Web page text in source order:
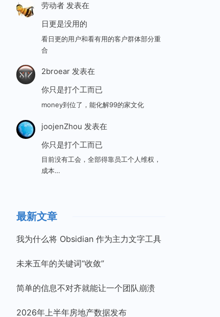
劳动者发表在
日更是没用的
看日更的用户和看有用的客户群体部分重
合
2broear发表在
你只是打个工而已
money到位了，能化解99的家文化
joojenZhou 发表在
你只是打个工而已
目前没有工会，全部得靠员工个人维权，
成本…
最新文章
我为什么将 Obsidian 作为主力文字工具
未来五年的关键词“收敛”
简单的信息不对齐就能让一个团队崩溃
2026年上半年房地产数据发布